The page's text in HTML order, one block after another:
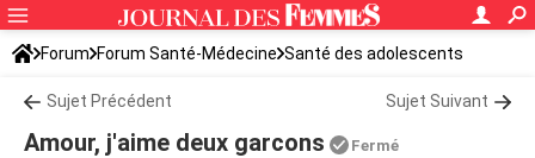
Forum Forum Santé-Médecine Santé des adolescents
Sujet Précédent Sujet Suivant
Amour, j'aime deux garcons Fermé